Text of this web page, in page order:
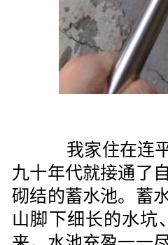
我家住在连平
九十年代就接通了
砌结的蓄水池。蓄
山脚下细长的水坑